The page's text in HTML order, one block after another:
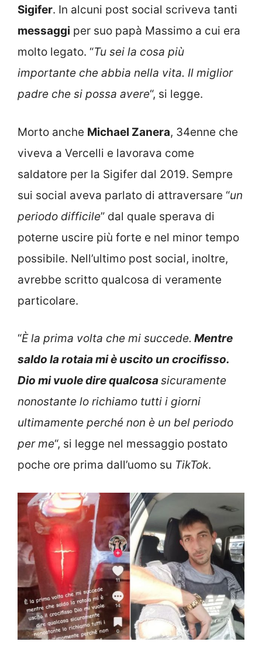
Sigifer. In alcuni post social scriveva tanti
messaggi per suo papà Massimo a cui era
molto legato. “Tu sei la cosa più
importante che abbia nella vita. Il miglior
padre che si possa avere“, si legge.
Morto anche Michael Zanera, 34enne che
viveva a Vercelli e lavorava come
saldatore per la Sigifer dal 2019. Sempre
sui social aveva parlato di attraversare “un
periodo difficile” dal quale sperava di
poterne uscire più forte e nel minor tempo
possibile. Nell’ultimo post social, inoltre,
avrebbe scritto qualcosa di veramente
particolare.
“È la prima volta che mi succede. Mentre
saldo la rotaia mi è uscito un crocifisso.
Dio mi vuole dire qualcosasicuramente
nonostante lo richiamo tutti i giorni
ultimamente perché non è un bel periodo
per me“, si legge nel messaggio postato
poche ore prima dall’uomo su TikTok.